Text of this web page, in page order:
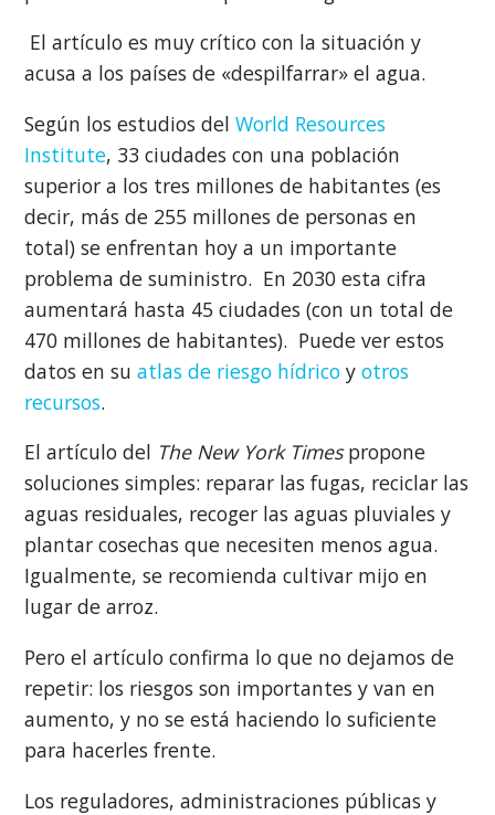
El artículo es muy crítico con la situación y
acusa a los países de «despilfarrar» el agua.
Según los estudios delWorld Resources
Institute, 33 ciudades con una población
superior a los tres millones de habitantes (es
decir, más de 255 millones de personas en
total) se enfrentan hoy a un importante
problema de suministro. En 2030 esta cifra
aumentará hasta 45 ciudades (con un total de
470 millones de habitantes). Puede ver estos
datos en suatlas de riesgo hídrico yotros
recursos.
El artículo del The New York Timespropone
soluciones simples: reparar las fugas, reciclar las
aguas residuales, recoger las aguas pluviales y
plantar cosechas que necesiten menos agua.
Igualmente, se recomienda cultivar mijo en
lugar de arroz.
Pero el artículo confirma lo que no dejamos de
repetir: los riesgos son importantes y van en
aumento, y no se está haciendo lo suficiente
para hacerles frente.
Los reguladores, administraciones públicas y